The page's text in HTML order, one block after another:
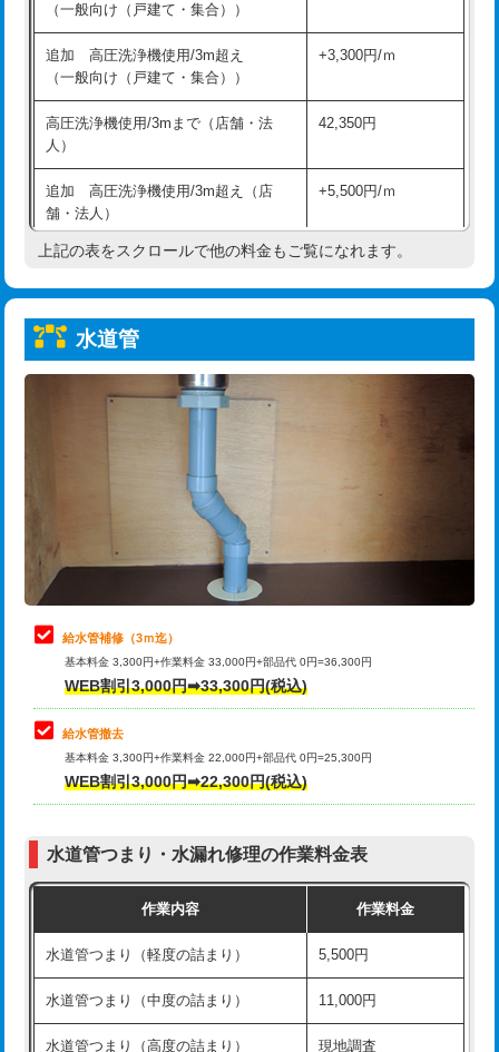
給水管工事※（支持金具設置)
給水管工事※（保温材使用（バンド止
め込み）)
5,500円
給水管工事※（土の掘削・埋め戻し作
業)
11,000円
給水管工事※（塩ビ管（VP・HI）使
用/3ｍまで)
33,000円
給水管工事※（塩ビ管（VP・HI）使
+8,800円
給水管工事※（ライニング鋼管・銅
管・ポリ管・HT管使用/3ｍまで)
給水管工事※（ライニング鋼管・銅
管・ポリ管・HT管使用/3ｍ超え)
排水管工事（土の掘削・埋め戻し作
11,000円~
排水管工事（排水管工事/3ｍまで） 55,000円
排水管工事（追加 排水管工事/3ｍ超
マス交換（土の掘削・埋め戻し作業）
マス交換（深さ50㎝未満）
マス交換（深さ50㎝以上）
コンクリート斫り（厚さ10㎝まで）
モルタル補修（厚さ10㎝超え） 38,500円
洗面台設置 38,500円
化粧台設置 22,000円
（一般向け（戸建て・集合））
追加 高圧洗浄機使用/3m超え
（一般向け（戸建て・集合））
+3,300円/ｍ
高圧洗浄機使用/3mまで（店舗・法
人）
42,350円
追加 高圧洗浄機使用/3m超え（店
舗・法人）
+5,500円/ｍ
高度高圧洗浄換 現地調査
トーラー機使用/3mまで
追加トーラー機使用/3m超え
33,000円
8,800円
止水・漏水調査・防水処理・清掃・修
理・調整・分解・加工など（軽作業）
11,000円
止水・漏水調査・防水処理・清掃・修
理・調整・分解・加工など（中作業）
止水・漏水調査・防水処理・清掃・修
理・調整・分解・加工など（重作業）
33,000円
その他部品の脱着
交換・取付（タンク）
式）)
式・ワンホール）)
交換・取付(排水栓・排水トラップ
22,000円+材料費
上記の表をスクロールで他の料金もご覧になれます。
水道管
給水管補修（3ｍ迄）
基本料金 3,300円+作業料金 33,000円+部品代 0円=36,300円
WEB割引3,000円➡33,300円(税込)
給水管撤去
基本料金 3,300円+作業料金 22,000円+部品代 0円=25,300円
WEB割引3,000円➡22,300円(税込)
水道管つまり・水漏れ修理の作業料金表
作業内容 作業料金
水道管つまり（軽度の詰まり） 5,500円
水道管つまり（中度の詰まり） 11,000円
水道管つまり（高度の詰まり） 現地調査